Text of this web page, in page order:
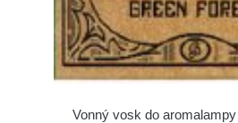
Vonný vosk do